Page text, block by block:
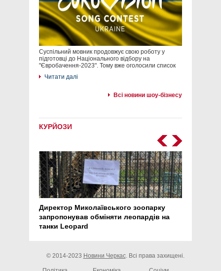
Суспільний мовник продовжує свою роботу у
підготовці до Національного відбору на
"Євробачення-2023". Тому вже оголосили список
Читати далі
Всі новини шоу-бізнесу
КУРЙОЗИ
Директор Миколаївського зоопарку
запропонував обміняти леопардів на
танки Leopard
© 2014-2023 Новини Черкас. Всі права захищені.